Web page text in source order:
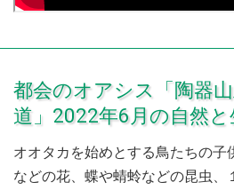
都会のオアシス「陶器
道」2022年6月の自然
オオタカを始めとする鳥たちの子
などの花、蝶や蜻蛉などの昆虫、